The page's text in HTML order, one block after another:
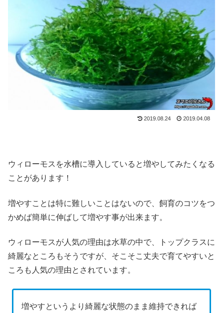
2019.08.24 2019.04.08
ウィローモスを水槽に導入していると増やしてみたくなる
ことがあります！
増やすことは特に難しいことはないので、飼育のコツをつ
かめば簡単に伸ばして増やす事が出来ます。
ウィローモスが人気の理由は水草の中で、トップクラスに
綺麗なところもそうですが、そこそこ丈夫で育てやすいと
ころも人気の理由とされています。
増やすというより綺麗な状態のまま維持できれば